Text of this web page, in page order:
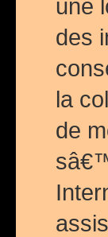
une
des
la
de